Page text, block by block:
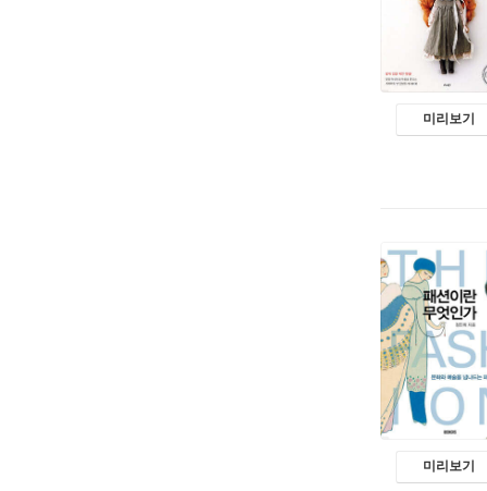
미리보기
미리보기